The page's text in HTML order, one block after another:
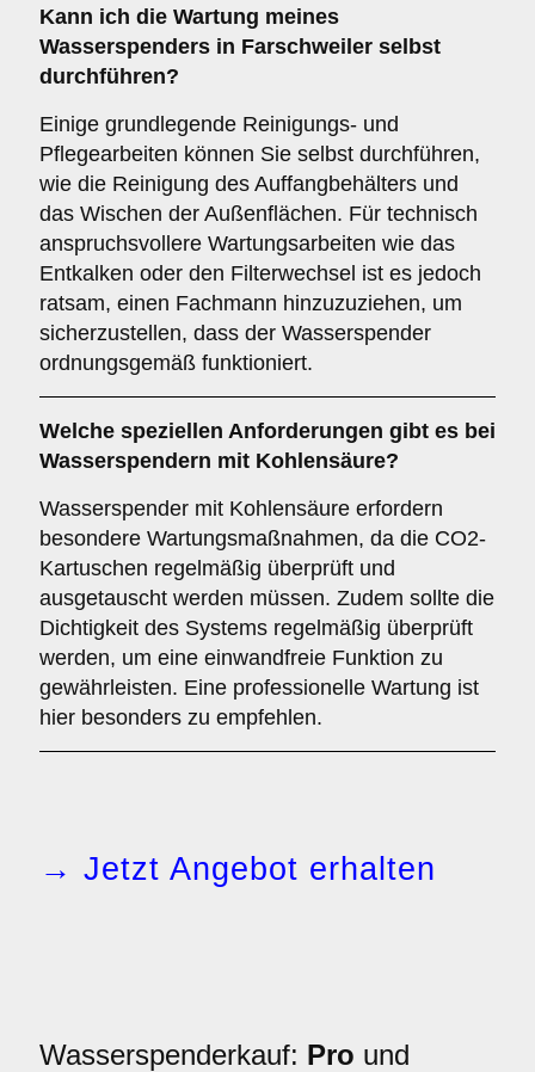
Kann ich die Wartung meines
Wasserspenders in Farschweiler selbst
durchführen?
Einige grundlegende Reinigungs- und
Pflegearbeiten können Sie selbst durchführen,
wie die Reinigung des Auffangbehälters und
das Wischen der Außenflächen. Für technisch
anspruchsvollere Wartungsarbeiten wie das
Entkalken oder den Filterwechsel ist es jedoch
ratsam, einen Fachmann hinzuzuziehen, um
sicherzustellen, dass der Wasserspender
ordnungsgemäß funktioniert.
Welche speziellen Anforderungen gibt es bei
Wasserspendern mit Kohlensäure?
Wasserspender mit Kohlensäure erfordern
besondere Wartungsmaßnahmen, da die CO2-
Kartuschen regelmäßig überprüft und
ausgetauscht werden müssen. Zudem sollte die
Dichtigkeit des Systems regelmäßig überprüft
werden, um eine einwandfreie Funktion zu
gewährleisten. Eine professionelle Wartung ist
hier besonders zu empfehlen.
→ Jetzt Angebot erhalten
Wasserspenderkauf: Pro und